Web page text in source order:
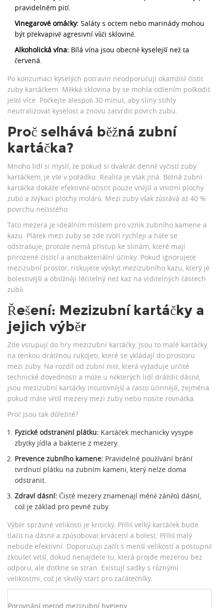
pravidelném pití.
Vinegarové omáčky: Saláty s octem nebo marinády mohou
být překvapivě agresivní vůči sklovině.
Alkoholická vína: Bílá vína jsou obecně kyselejší než ta
červená.
Po konzumaci kyselých potravin neodporučuji okamžitě čistit
zuby kartáčkem. Měkká sklovina by se mohla odřením poškodit
ještě více. Počkejte alespoň 30 minut, aby sliny stihly
neutralizovat kyselost a znovu zatvrdit povrch zubu.
Proč selhává běžná zubní
kartáčka?
Mnoho lidí si myslí, že pokud si dvakrát denně vyčistí zuby
kartáčkem, je vše v pořádku. Realita je však jiná. Běžná zubní
kartáčka dokáže efektivně očistit pouze vnější a vnitřní plochy
zubů a žvýkací plochy molárů. Mezi zuby však zůstává až 40 %
povrchu nečistého.
Tato mezera je ideálním místem pro vznik zubního kamene a
kazu. Plátek mezi zuby se zde tvoří rychleji a hůře se
odstraňuje, protože nemá přístup ke slinám, které mají
přirozené čistící a antibakteriální účinky. Pokud ignorujete
mezizubní prostor, riskujete výskyt mezizubního kazu, který je
bolestivější a obtížněji léčitelný než kaz na viditelných částech
zubů.
Řešení: Mezizubní kartáčky a
jejich výběr
Zde vstupují do hry mezizubní kartáčky. Jsou to malé kartáčky
na tenkou drátěnou rukojeti, které se vkládají do prostoru
mezi zuby. Na rozdíl od zubní nitě, která vyžaduje určité
technické dovednosti a může u některých lidí dráždit dásně,
jsou mezizubní kartáčky intuitivnější a často účinnější, zejména
pokud máte větší mezery mezi zuby nebo nosíte rovnátka.
Proč jsou tak důležité?
Fyzické odstranění plátku: Kartáček mechanicky vysype
zbytky jídla a bakterie z mezery.
Prevence zubního kamene: Pravidelné používání brání
tvrdnutí plátku na zubním kameni, který nelze doma
odstranit.
Zdraví dásní: Čisté mezery znamenají méně zánětů dásní,
což je základ pro pevné zuby.
Výběr správné velikosti je kritický. Příliš velký kartáček bude
tlačit na dásně a způsobovat krvácení a bolest. Příliš malý
nebude efektivní. Doporučuji začít s menší velikostí a postupně
zkoušet větší, dokud nenajdete tu, která projde mezerou bez
odporu, ale dotkne se stran. Existují sadky s různými
velikostmi, což je skvělý start pro začátečníky.
Porovnání metod mezizubní hygieny